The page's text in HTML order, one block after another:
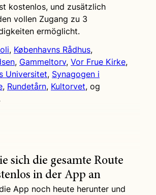
kostenlos, und zusätzlich
vollen Zugang zu 3
ermöglicht.
, Københavns Rådhus,
, Gammeltorv, Vor Frue Kirke,
Universitet, Synagogen i
, Rundetårn, Kultorvet, og
sich die gesamte Route
in der App an
App noch heute herunter und